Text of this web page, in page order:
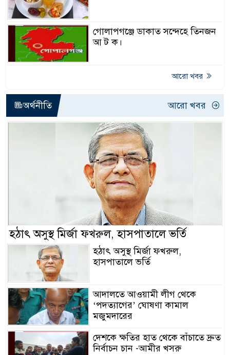
গোলাপগঞ্জে ডাকাত সন্দেহে তিনজন
আ ট ক।
আরো খবর
অর্থনীতি আরো খবর
হঠাৎ অসুস্থ মির্জা ফখরুল, হাসপাতালে ভর্তি
হঠাৎ অসুস্থ মির্জা ফখরুল,
হাসপাতালে ভর্তি
আদালতে আওয়ামী লীগ থেকে
‘পদত্যাগের’ ঘোষণা কামাল
মজুমদারের
দেশকে ক্ষতির হাত থেকে বাঁচাতে দ্রুত
নির্বাচন চান -আমীর খসরু